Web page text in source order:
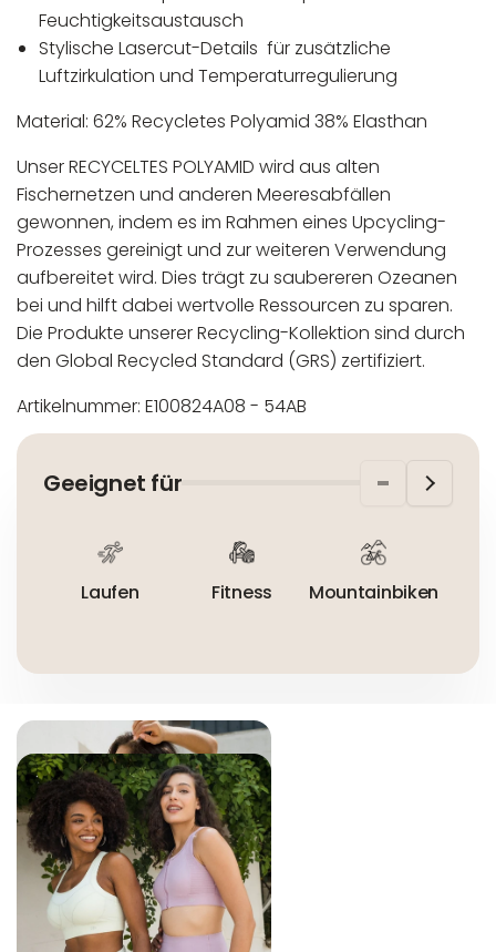
Feuchtigkeitsaustausch
Stylische Lasercut-Details für zusätzliche
Luftzirkulation und Temperaturregulierung
Material: 62% Recycletes Polyamid 38% Elasthan
Unser RECYCELTES POLYAMID wird aus alten
Fischernetzen und anderen Meeresabfällen
gewonnen, indem es im Rahmen eines Upcycling-
Prozesses gereinigt und zur weiteren Verwendung
aufbereitet wird. Dies trägt zu saubereren Ozeanen
bei und hilft dabei wertvolle Ressourcen zu sparen.
Die Produkte unserer Recycling-Kollektion sind durch
den Global Recycled Standard (GRS) zertifiziert.
Artikelnummer: E100824A08 - 54AB
Nicht bleichen
Nicht bügeln
In der EU niedergelassener verantwortlicher
Wirtschaftsakteur:
Geeignet für
Laufen Fitness Mountainbiken